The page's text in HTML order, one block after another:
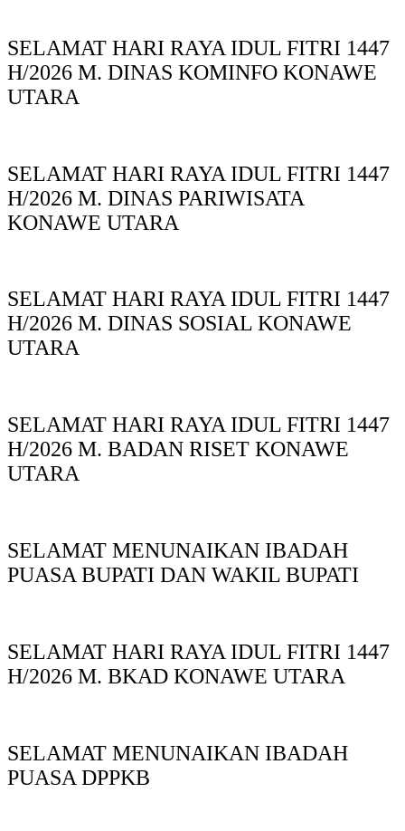
SELAMAT HARI RAYA IDUL FITRI 1447
H/2026 M. DINAS KOMINFO KONAWE
UTARA
SELAMAT HARI RAYA IDUL FITRI 1447
H/2026 M. DINAS PARIWISATA
KONAWE UTARA
SELAMAT HARI RAYA IDUL FITRI 1447
H/2026 M. DINAS SOSIAL KONAWE
UTARA
SELAMAT HARI RAYA IDUL FITRI 1447
H/2026 M. BADAN RISET KONAWE
UTARA
SELAMAT MENUNAIKAN IBADAH
PUASA BUPATI DAN WAKIL BUPATI
SELAMAT HARI RAYA IDUL FITRI 1447
H/2026 M. BKAD KONAWE UTARA
SELAMAT MENUNAIKAN IBADAH
PUASA DPPKB